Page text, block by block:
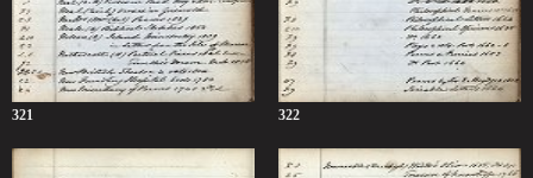
321 322